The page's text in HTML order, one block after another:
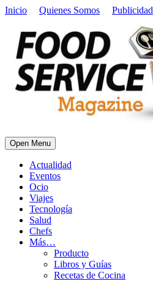
Inicio Quienes Somos Publicidad
Open Menu
Actualidad
Eventos
Ocio
Viajes
Tecnología
Salud
Chefs
Más…
Producto
Libros y Guías
Recetas de Cocina